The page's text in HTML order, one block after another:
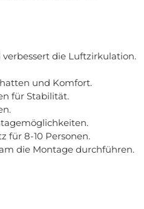
die Luftzirkulation.
und Komfort.
für Stabilität.
für 8-10 Personen.
die Montage durchführen.